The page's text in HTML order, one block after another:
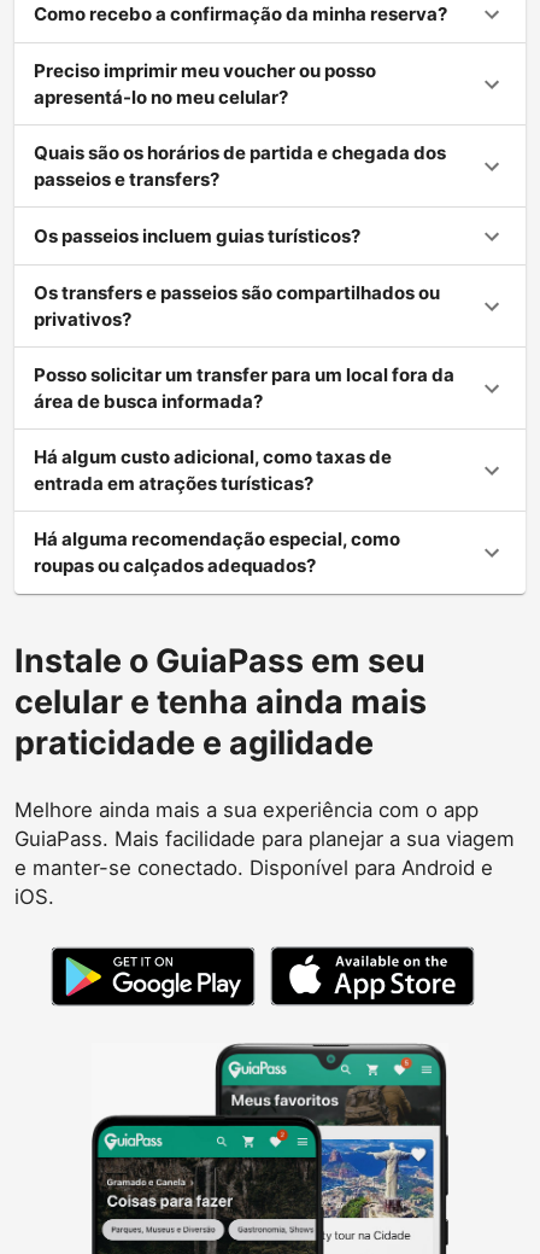
Como recebo a confirmação da minha reserva?
Preciso imprimir meu voucher ou posso
apresentá-lo no meu celular?
Quais são os horários de partida e chegada dos
passeios e transfers?
Os passeios incluem guias turísticos?
Os transfers e passeios são compartilhados ou
privativos?
Posso solicitar um transfer para um local fora da
área de busca informada?
Há algum custo adicional, como taxas de
entrada em atrações turísticas?
Há alguma recomendação especial, como
roupas ou calçados adequados?
Instale o GuiaPass em seu
celular e tenha ainda mais
praticidade e agilidade
Melhore ainda mais a sua experiência com o app
GuiaPass. Mais facilidade para planejar a sua viagem
e manter-se conectado. Disponível para Android e
iOS.